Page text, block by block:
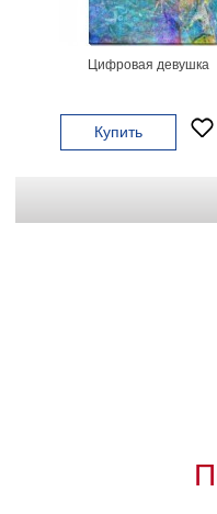
Цифровая девушка
Купить